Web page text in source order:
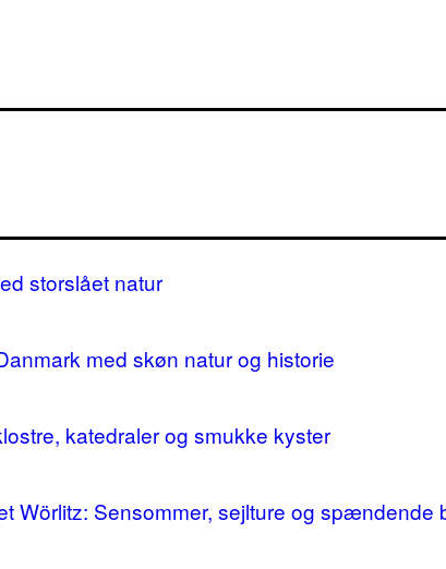
storslået natur
med skøn natur og historie
katedraler og smukke kyster
Wörlitz: Sensommer, sejlture og spændende